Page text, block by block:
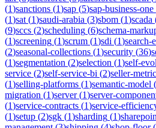
(1)sanctions (1)sap (5)sap-business-one
(1)sat (1)saudi-arabia (3)sbom (1)scada
(9)sccs (2)scheduling (6)schema-
(1)screening (1)scrum (1)sdi (1)search-
(2)seasonal-collections (1)security (36)
(1)segmentation (2)selection (1)self-
service (2)self-service-bi (2)seller-
(1)selling-platforms (1)semantic-model (
migration (1)server(1)server-
(1)service-contracts (1)service-
(1)setup (2)sgk (1)sharding (1)